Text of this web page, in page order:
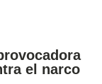
el narco